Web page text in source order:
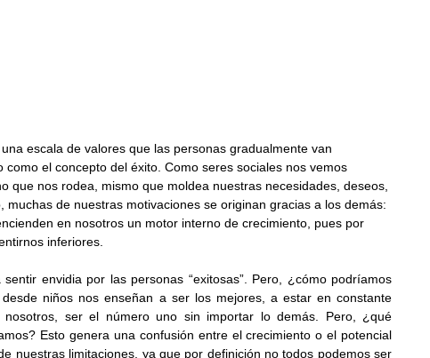
escala de valores que las personas gradualmente van
como el concepto del éxito. Como seres sociales nos vemos
que nos rodea, mismo que moldea nuestras necesidades, deseos,
muchas de nuestras motivaciones se originan gracias a los demás:
en nosotros un motor interno de crecimiento, pues por
inferiores.
envidia por las personas “exitosas”. Pero, ¿cómo podríamos
niños nos enseñan a ser los mejores, a estar en constante
ser el número uno sin importar lo demás. Pero, ¿qué
Esto genera una confusión entre el crecimiento o el potencial
nuestras limitaciones, ya que por definición no todos podemos ser